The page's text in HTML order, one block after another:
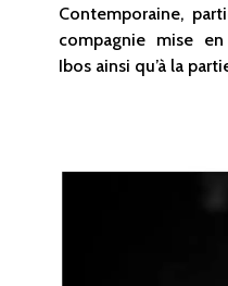
Contemporaine,
compagnie mise
Ibos ainsi qu’à la